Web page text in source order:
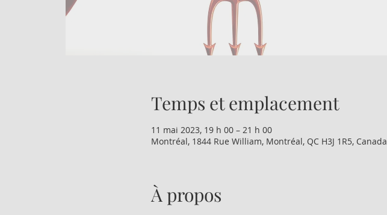
Temps et emplacement
11 mai 2023, 19 h 00 – 21 h 00
Montréal, 1844 Rue William, Montréal, QC H3J 1R5, Canada
À propos